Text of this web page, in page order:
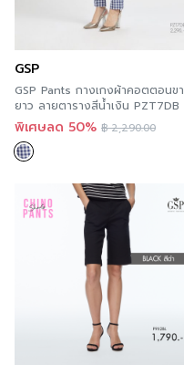
GSP
GSP Pants กางเกงผ้าคอตตอนขา
ยาว ลายตารางสีน้ำเงิน PZT7DB
พิเศษลด 50% ฿2,290.00